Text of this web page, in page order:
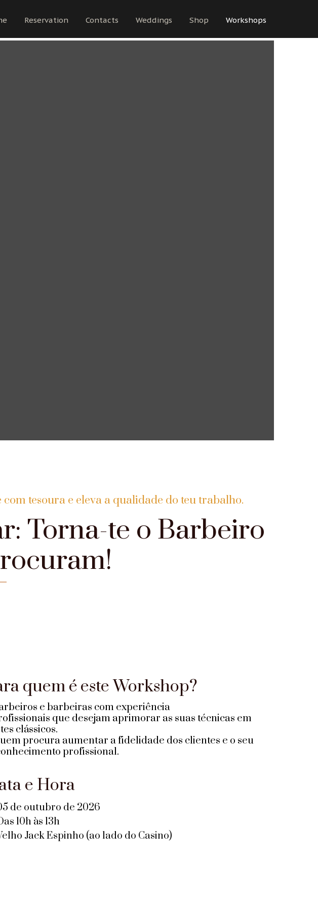
Reservation Contacts Weddings Shop Workshops
tesoura e eleva a qualidade do teu trabalho.
Torna-te o Barbeiro
quem é este Workshop?
e barbeiras com experiência
que desejam aprimorar as suas técnicas em
clássicos.
procura aumentar a fidelidade dos clientes e o seu
profissional.
e Hora
de outubro de 2026
10h às 13h
Jack Espinho (ao lado do Casino)